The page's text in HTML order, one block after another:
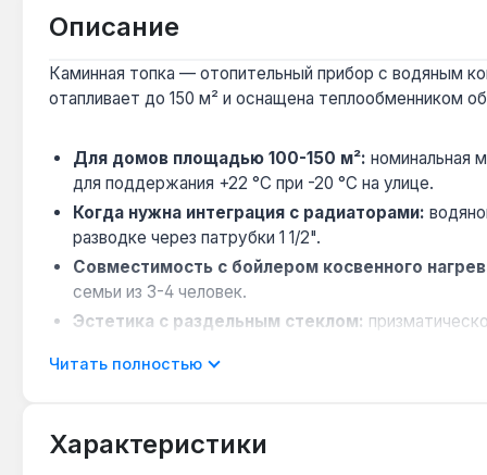
Описание
Каминная топка — отопительный прибор с водяным
отапливает до 150 м² и оснащена теплообменником
Для домов площадью 100-150 м²: номинальная
для поддержания +22 °C при -20 °C на улице.
Когда нужна интеграция с радиаторами:
разводке через патрубки 1 1/2".
Совместимость с бойлером косвенного
семьи из 3-4 человек.
Эстетика с раздельным стеклом:
Ограничение по топливу:
Камин подходит для постоянного отопления
Читать полностью
Характеристики